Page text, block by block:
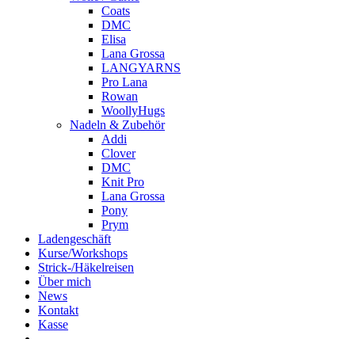
Coats
DMC
Elisa
Lana Grossa
LANGYARNS
Pro Lana
Rowan
WoollyHugs
Nadeln & Zubehör
Addi
Clover
DMC
Knit Pro
Lana Grossa
Pony
Prym
Ladengeschäft
Kurse/Workshops
Strick-/Häkelreisen
Über mich
News
Kontakt
Kasse